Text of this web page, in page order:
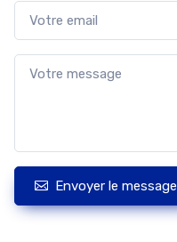
Envoyer le message